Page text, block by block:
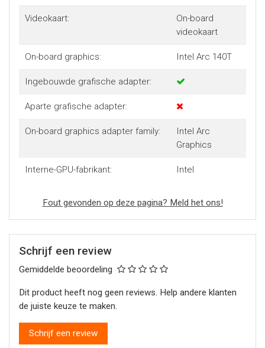
Videokaart:
On-board
videokaart
On-board graphics: Intel Arc 140T
Ingebouwde grafische adapter:
Aparte grafische adapter:
On-board graphics adapter family:
Intel Arc
Graphics
Interne-GPU-fabrikant: Intel
Fout gevonden op deze pagina? Meld het ons!
Schrijf een review
Gemiddelde beoordeling
Dit product heeft nog geen reviews. Help andere klanten
de juiste keuze te maken.
Schrijf een review